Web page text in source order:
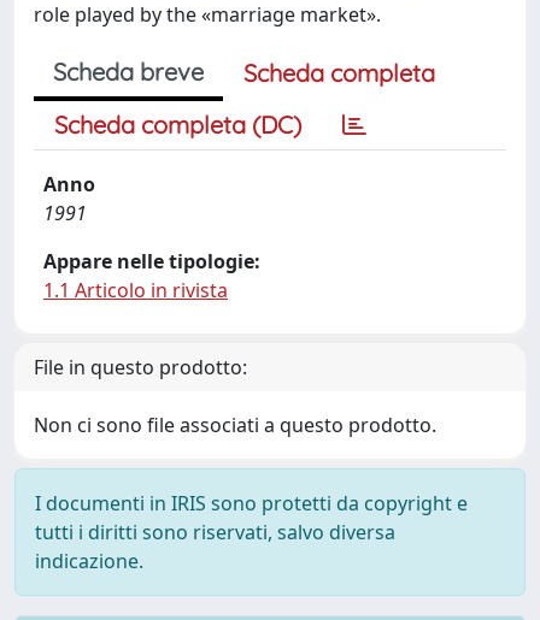
role played by the «marriage market».
Scheda breve
Scheda completa
Scheda completa (DC)
Anno
1991
Appare nelle tipologie:
1.1 Articolo in rivista
File in questo prodotto:
Non ci sono file associati a questo prodotto.
I documenti in IRIS sono protetti da copyright e
tutti i diritti sono riservati, salvo diversa
indicazione.